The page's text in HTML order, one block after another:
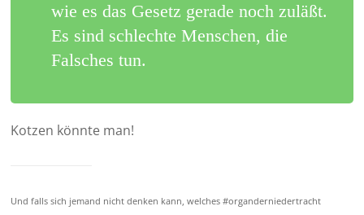
wie es das Gesetz gerade noch zuläßt.
Es sind schlechte Menschen, die
Falsches tun.
Kotzen könnte man!
Und falls sich jemand nicht denken kann, welches #organderniedertracht